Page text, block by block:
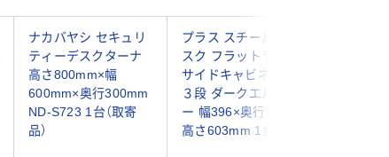
ナカバヤシ セキュリ
ティーデスクターナ
高さ800mm×幅
600mm×奥行300mm
ND-S723 1台（取寄
品）
プラス スチールOAデ
スク フラットライン
サイドキャビネット
３段 ダークエルグレ
ー 幅396×奥行577×
高さ603mm 1台